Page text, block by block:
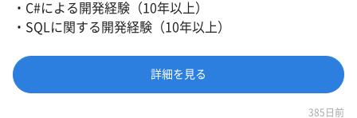
・C#による開発経験（10年以上）
・SQLに関する開発経験（10年以上）
詳細を見る
385日前